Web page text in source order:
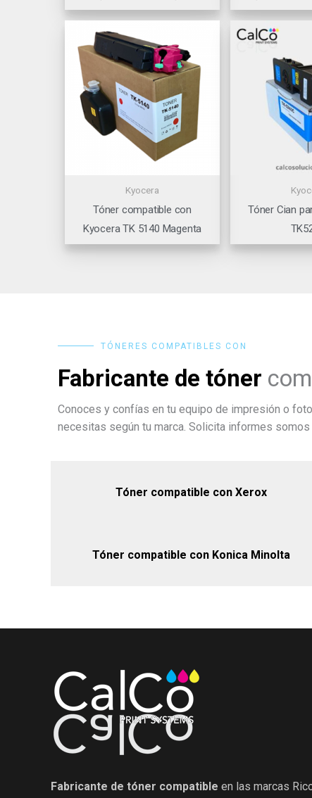
Kyocera
Tóner compatible con
Kyocera TK 5140 Magenta
Tóner Cian
TÓNERES COMPATIBLES CON
Fabricante de tóner
Conoces y confías en tu equipo de impresión o
necesitas según tu marca. Solicita informes somos
Tóner compatible con Xerox
Tóner compatible con Konica Minolta
Fabricante de tóner compatible en las marcas